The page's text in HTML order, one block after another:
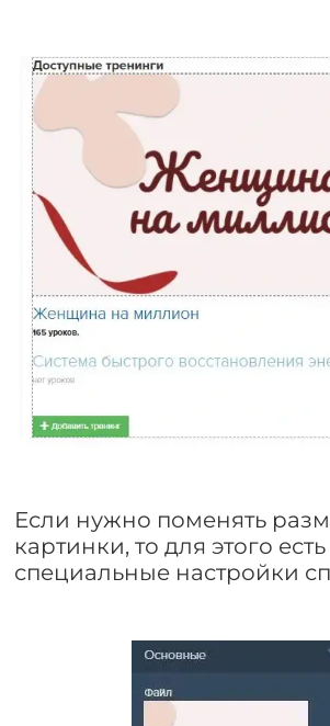
Если нужно поменять
картинки, то для этого есть
специальные настройки